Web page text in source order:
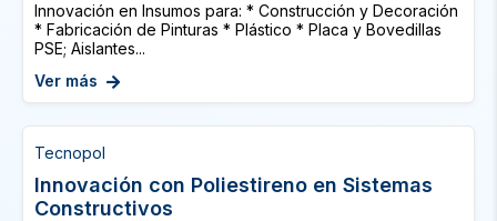
Innovación en Insumos para: * Construcción y Decoración
* Fabricación de Pinturas * Plástico * Placa y Bovedillas
PSE; Aislantes...
Ver más
Tecnopol
Innovación con Poliestireno en Sistemas
Constructivos